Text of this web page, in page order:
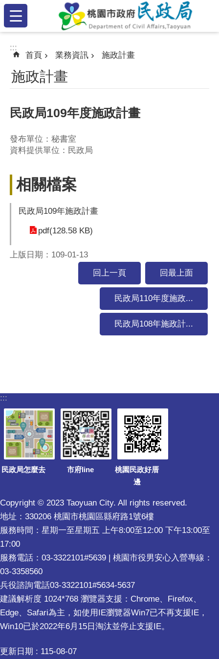
跳到主要內容區塊
:::
:::
:::
首頁 業務資訊 施政計畫
施政計畫
民政局109年度施政計畫
發布單位：秘書室
資料提供單位：民政局
相關檔案
民政局109年施政計畫
pdf(128.58 KB)
上版日期：109-01-13
回上一頁
回最上面
民政局110年度施政...
民政局108年施政計...
:::
民政局怎麼去 市府line
桃園民政好厝
邊
Copyright © 2023 Taoyuan City. All rights reserved.
地址：330206 桃園市桃園區縣府路1號6樓
服務時間：星期一至星期五 上午8:00至12:00 下午13:00至
17:00
服務電話：03-3322101#5639 | 桃園市役男安心入營專線：
03-3358560
兵役諮詢電話03-3322101#5634-5637
建議解析度 1024*768 瀏覽器支援：Chrome、Firefox、
Edge、Safari為主，如使用IE瀏覽器Win7已不再支援IE，
Win10已於2022年6月15日淘汰並停止支援IE。
更新日期 115-08-07